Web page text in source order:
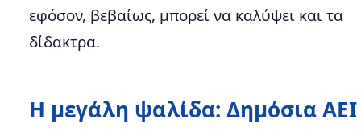
εφόσον, βεβαίως, μπορεί να καλύψει και τα
δίδακτρα.
Η μεγάλη ψαλίδα: Δημόσια